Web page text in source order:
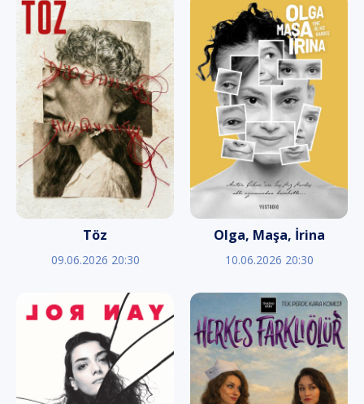
Töz
09.06.2026 20:30
Olga, Maşa, İrina
10.06.2026 20:30